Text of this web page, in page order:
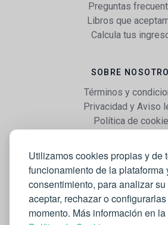
Utilizamos cookies propias y de
funcionamiento de la plataforma
consentimiento, para analizar
aceptar, rechazar o
momento. Más información en la
Preguntas
Libros que
Calcula tus
SOBRE
Términos y
Privacidad y Aviso
Política de
WEB
Vender libros
Mi cuenta
Comprar libros